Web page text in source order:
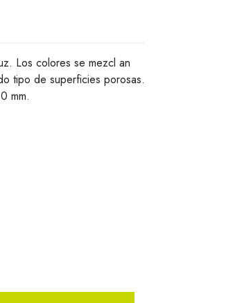
Los colores se mezcl an
tipo de superficies porosas.
mm.